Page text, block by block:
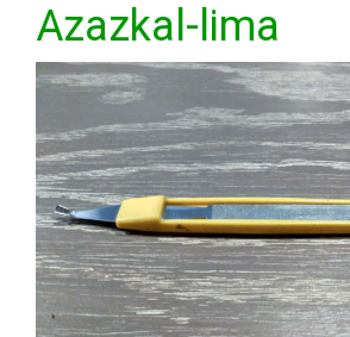
Azazkal-lima